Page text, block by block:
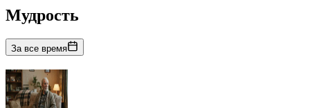
Мудрость
За все время